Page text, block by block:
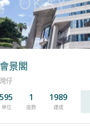
會景閣
灣仔
595
单位
1
座数
1989
建成